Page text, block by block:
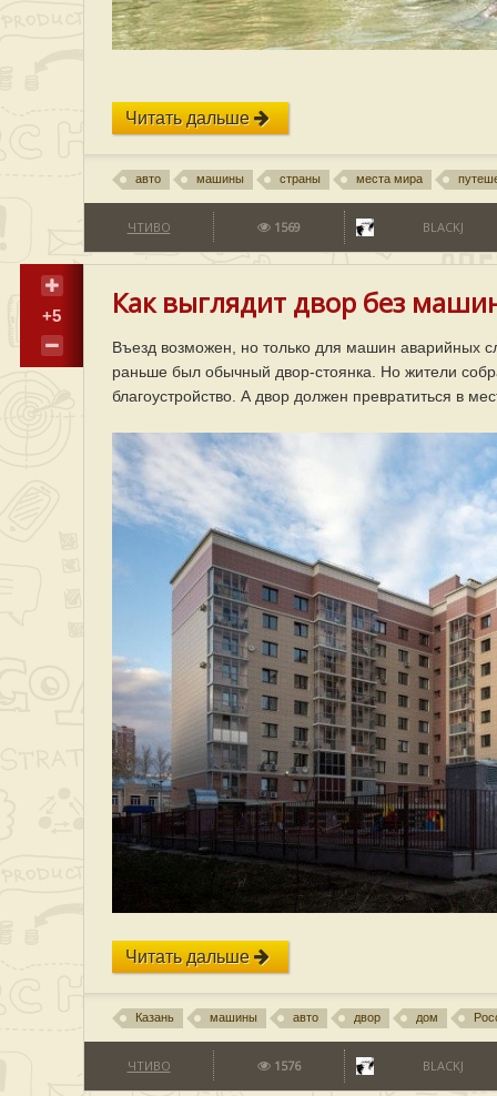
Читать дальше
авто машины страны места мира
ЧТИВО 1569 BLACKJ
+5 Как выглядит двор без
Въезд возможен, но только для машин аварийных
раньше был обычный двор-стоянка. Но жители
благоустройство. А двор должен превратиться в
Читать дальше
Казань машины авто двор дом
ЧТИВО 1576 BLACKJ